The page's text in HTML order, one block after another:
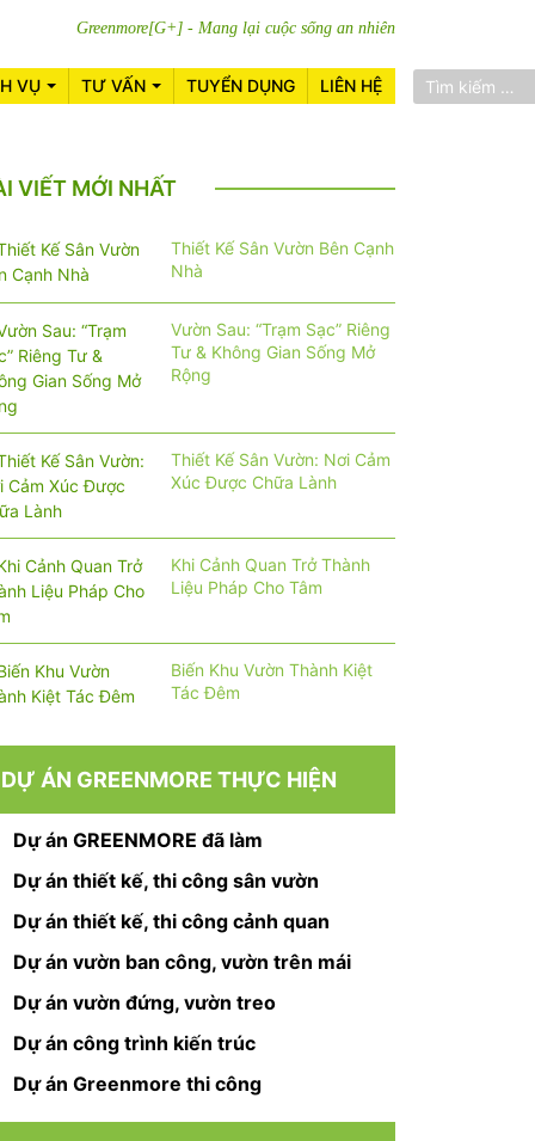
Greenmore[G+] - Mang lại cuộc sống an nhiên
VỤ TƯ VẤN TUYỂN DỤNG LIÊN HỆ
VIẾT MỚI NHẤT
Thiết Kế Sân Vườn Bên Cạnh
Nhà
Vườn Sau: “Trạm Sạc” Riêng
Tư & Không Gian Sống Mở
Rộng
Thiết Kế Sân Vườn: Nơi Cảm
Xúc Được Chữa Lành
Khi Cảnh Quan Trở Thành
Liệu Pháp Cho Tâm
Biến Khu Vườn Thành Kiệt
Tác Đêm
DỰ ÁN GREENMORE THỰC HIỆN
Dự án GREENMORE đã làm
Dự án thiết kế, thi công sân vườn
Dự án thiết kế, thi công cảnh quan
Dự án vườn ban công, vườn trên mái
Dự án vườn đứng, vườn treo
Dự án công trình kiến trúc
Dự án Greenmore thi công